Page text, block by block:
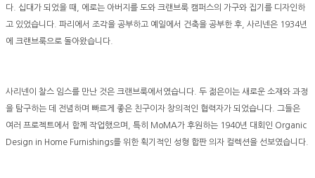
다. 십대가 되었을 때, 에로는 아버지를 도와 크랜브룩 캠퍼스의 가구와 집기를 디자인하
고 있었습니다. 파리에서 조각을 공부하고 예일에서 건축을 공부한 후, 사리넨은 1934년
에 크랜브룩으로 돌아왔습니다.
사리넨이 찰스 임스를 만난 것은 크랜브룩에서였습니다. 두 젊은이는 새로운 소재와 과정
을 탐구하는 데 전념하며 빠르게 좋은 친구이자 창의적인 협력자가 되었습니다. 그들은
여러 프로젝트에서 함께 작업했으며, 특히 MoMA가 후원하는 1940년 대회인 Organic
Design in Home Furnishings를 위한 획기적인 성형 합판 의자 컬렉션을 선보였습니다.